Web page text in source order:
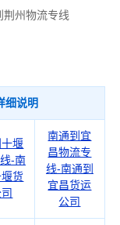
荆州物流专线
细说明
堰
-南
货
南通到宜
昌物流专
线-南通到
宜昌货运
公司